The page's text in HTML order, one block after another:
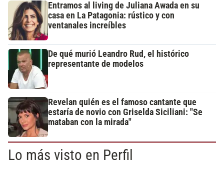
Entramos al living de Juliana Awada en su
casa en La Patagonia: rústico y con
ventanales increíbles
De qué murió Leandro Rud, el histórico
representante de modelos
Revelan quién es el famoso cantante que
estaría de novio con Griselda Siciliani: "Se
mataban con la mirada"
Lo más visto en Perfil